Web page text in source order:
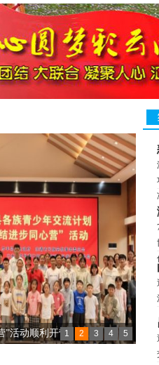
”活动顺利开营
1 2 3 4 5